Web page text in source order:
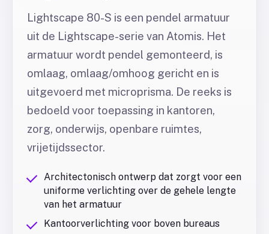
Lightscape 80-S is een pendel armatuur
uit de Lightscape-serie van Atomis. Het
armatuur wordt pendel gemonteerd, is
omlaag, omlaag/omhoog gericht en is
uitgevoerd met microprisma. De reeks is
bedoeld voor toepassing in kantoren,
zorg, onderwijs, openbare ruimtes,
vrijetijdssector.
Architectonisch ontwerp dat zorgt voor een
uniforme verlichting over de gehele lengte
van het armatuur
Kantoorverlichting voor boven bureaus